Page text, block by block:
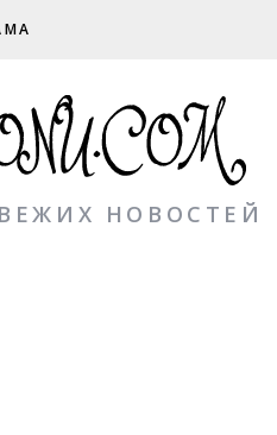
НОВОСТЕЙ